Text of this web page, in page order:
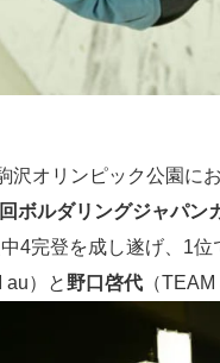
沢オリンピック公園に
ボルダリングジャパン
4完登を成し遂げ、1
au）と 野口啓代 （